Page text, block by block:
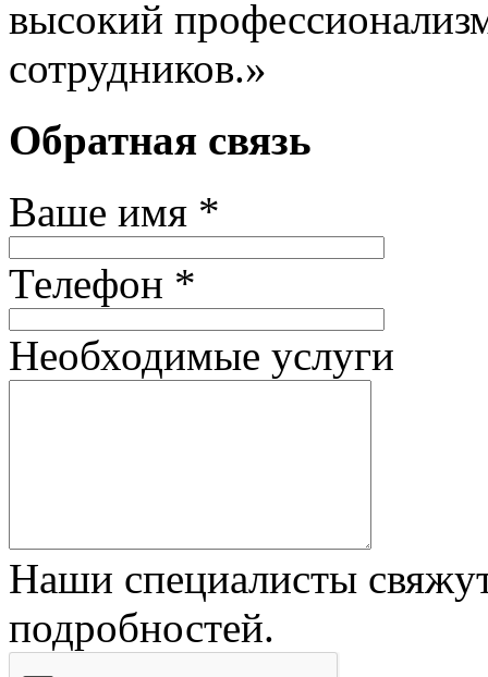
высокий
сотрудников.»
Обратная связь
Ваше имя *
Телефон *
Необходимые услуги
Наши специалисты
подробностей.